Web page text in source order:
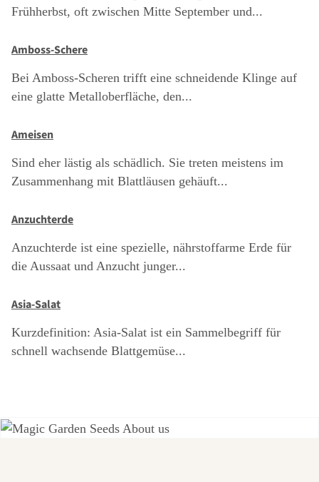
Frühherbst, oft zwischen Mitte September und...
Amboss-Schere
Bei Amboss-Scheren trifft eine schneidende Klinge auf
eine glatte Metalloberfläche, den...
Ameisen
Sind eher lästig als schädlich. Sie treten meistens im
Zusammenhang mit Blattläusen gehäuft...
Anzuchterde
Anzuchterde ist eine spezielle, nährstoffarme Erde für
die Aussaat und Anzucht junger...
Asia-Salat
Kurzdefinition: Asia-Salat ist ein Sammelbegriff für
schnell wachsende Blattgemüse...